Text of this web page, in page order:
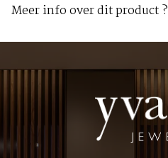
Meer info over dit product ?